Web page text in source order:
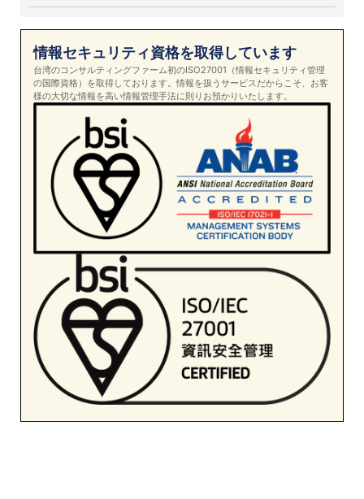
情報セキュリティ資格を取得しています
台湾のコンサルティングファーム初のISO27001（情報セキュリティ管理
の国際資格）を取得しております。情報を扱うサービスだからこそ、お客
様の大切な情報を高い情報管理手法に則りお預かりいたします。